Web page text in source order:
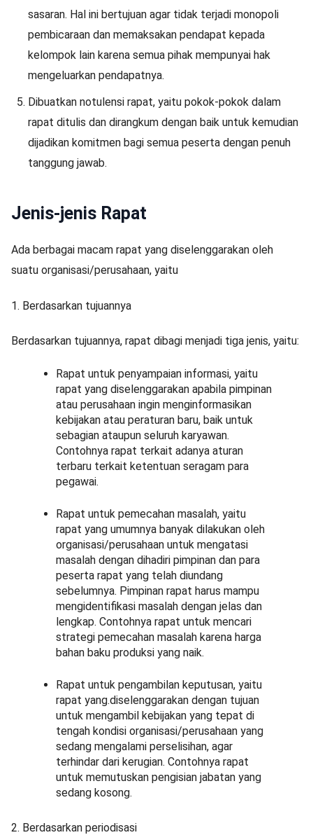
sasaran. Hal ini bertujuan agar tidak terjadi monopoli
pembicaraan dan memaksakan pendapat kepada
kelompok lain karena semua pihak mempunyai hak
mengeluarkan pendapatnya.
Dibuatkan notulensi rapat, yaitu pokok-pokok dalam
rapat ditulis dan dirangkum dengan baik untuk kemudian
dijadikan komitmen bagi semua peserta dengan penuh
tanggung jawab.
Jenis-jenis Rapat
Ada berbagai macam rapat yang diselenggarakan oleh
suatu organisasi/perusahaan, yaitu
1. Berdasarkan tujuannya
Berdasarkan tujuannya, rapat dibagi menjadi tiga jenis, yaitu:
Rapat untuk penyampaian informasi, yaitu
rapat yang diselenggarakan apabila pimpinan
atau perusahaan ingin menginformasikan
kebijakan atau peraturan baru, baik untuk
sebagian ataupun seluruh karyawan.
Contohnya rapat terkait adanya aturan
terbaru terkait ketentuan seragam para
pegawai.
Rapat untuk pemecahan masalah, yaitu
rapat yang umumnya banyak dilakukan oleh
organisasi/perusahaan untuk mengatasi
masalah dengan dihadiri pimpinan dan para
peserta rapat yang telah diundang
sebelumnya. Pimpinan rapat harus mampu
mengidentifikasi masalah dengan jelas dan
lengkap. Contohnya rapat untuk mencari
strategi pemecahan masalah karena harga
bahan baku produksi yang naik.
Rapat untuk pengambilan keputusan, yaitu
rapat yang.diselenggarakan dengan tujuan
untuk mengambil kebijakan yang tepat di
tengah kondisi organisasi/perusahaan yang
sedang mengalami perselisihan, agar
terhindar dari kerugian. Contohnya rapat
untuk memutuskan pengisian jabatan yang
sedang kosong.
2. Berdasarkan periodisasi